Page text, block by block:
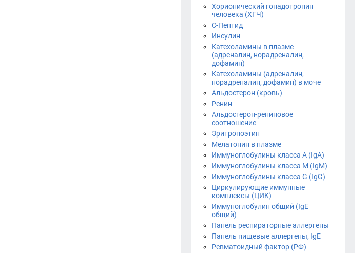
Хорионический гонадотропин
человека (ХГЧ)
С-Пептид
Инсулин
Катехоламины в плазме
(адреналин, норадреналин,
дофамин)
Катехоламины (адреналин,
норадреналин, дофамин) в моче
Альдостерон (кровь)
Ренин
Альдостерон-рениновое
соотношение
Эритропоэтин
Мелатонин в плазме
Иммуноглобулины класса A (IgA)
Иммуноглобулины класса М (IgM)
Иммуноглобулины класса G (IgG)
Циркулирующие иммунные
комплексы (ЦИК)
Иммуноглобулин общий (IgЕ
общий)
Панель респираторные аллергены
Панель пищевые аллергены, IgE
Ревматоидный фактор (РФ)